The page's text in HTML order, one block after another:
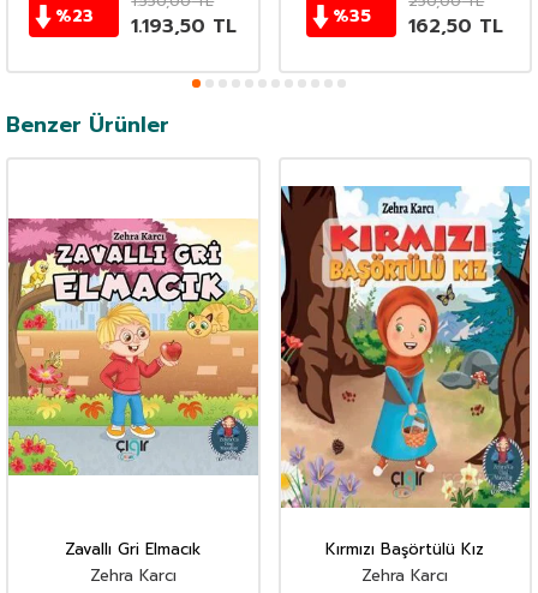
%23 1.193,50 TL %35 162,50 TL
Benzer Ürünler
Zavallı Gri Elmacık
Zehra Karcı
Kırmızı Başörtülü Kız
Zehra Karcı